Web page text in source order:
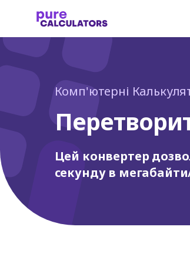
Комп'ютерні
Цей конвертер
секунду в